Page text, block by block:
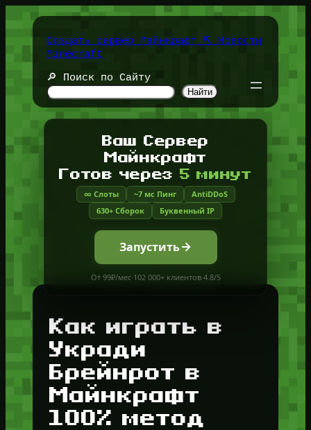
содержимомуСоздать сервер Майнкрафт ⛏️ Новости
Minecraft
🔎 Поиск по Сайту
Найти
Ваш Сервер
Майнкрафт
Готов через 5 минут
∞ Слоты ~7 мс Пинг
AntiDDoS
630+ Сборок
Буквенный IP
Запустить
От 99₽/мес·102 000+ клиентов·4.8/5
Как играть в
Укради
Брейнрот в
Майнкрафт
100% метод